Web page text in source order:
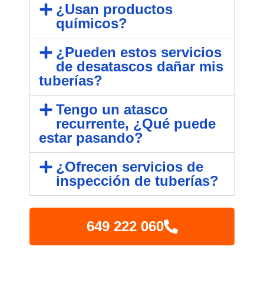
¿Usan productos
químicos?
¿Pueden estos servicios
de desatascos dañar mis
tuberías?
Tengo un atasco
recurrente, ¿Qué puede
estar pasando?
¿Ofrecen servicios de
inspección de tuberías?
649 222 060